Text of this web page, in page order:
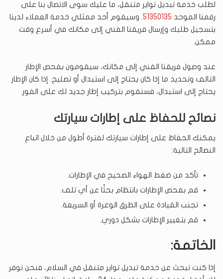
لطلب خدمة تبديل تواير متنقل، ما عليك سوى الاتصال بنا على
رقمنا الموحد 51350135. وسيقوم أحد ممثلي خدمة العملاء لدينا
بتسجيل طلبك وإرسال فريقنا الفني إلى مكانك في أسرع وقت
ممكن.
عند وصول فريقنا الفني إلى مكانك، سيقومون بفحص الإطار
التالف وتحديد ما إذا كان يحتاج إلى استبدال أو تصليح. إذا كان الإطار
يحتاج إلى استبدال، فسنقوم بتركيب إطار جديد لك على الفور.
نصائح للحفاظ على إطارات سيارتك
يمكنك الحفاظ على إطارات سيارتك لفترة أطول من خلال اتباع
النصائح التالية:
تأكد من ضغط الهواء الصحيح في الإطارات.
قم بفحص الإطارات بانتظام بحثًا عن أي تلف.
تجنب القيادة على الطرق الوعرة أو السريعة.
قم بتغيير الإطارات بشكل دوري.
الخاتمة:
إذا كنت تبحث عن خدمة تبديل تواير متنقل في السلام، فنحن نوفر